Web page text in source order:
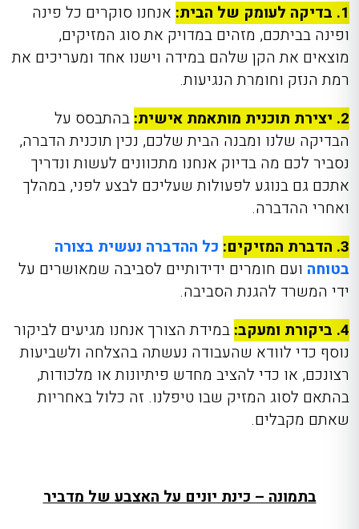
1. בדיקה לעומק של הבית:
אנחנו סוקרים כל פינה
ופינה בביתכם, מזהים במדויק את סוג המזיקים,
מוצאים את הקן שלהם במידה וישנו אחד ומעריכים את
רמת הנזק וחומרת הנגיעות.
2. יצירת תוכנית מותאמת אישית:
בהתבסס על
הבדיקה שלנו ומבנה הבית שלכם, נכין תוכנית הדברה,
נסביר לכם מה בדיוק אנחנו מתכוונים לעשות ונדריך
אתכם גם בנוגע לפעולות שעליכם לבצע לפני, במהלך
ואחרי ההדברה.
3. הדברת המזיקים:
כל ההדברה נעשית בצורה
בטוחה ועם חומרים ידידותיים לסביבה שמאושרים על
ידי המשרד להגנת הסביבה.
4. ביקורת ומעקב:
במידת הצורך אנחנו מגיעים לביקור
נוסף כדי לוודא שהעבודה נעשתה בהצלחה ולשביעות
רצונכם, או כדי להציב מחדש פיתיונות או מלכודות,
בהתאם לסוג המזיק שבו טיפלנו. זה כלול באחריות
שאתם מקבלים.
בתמונה – כינת יונים על האצבע של מדביר